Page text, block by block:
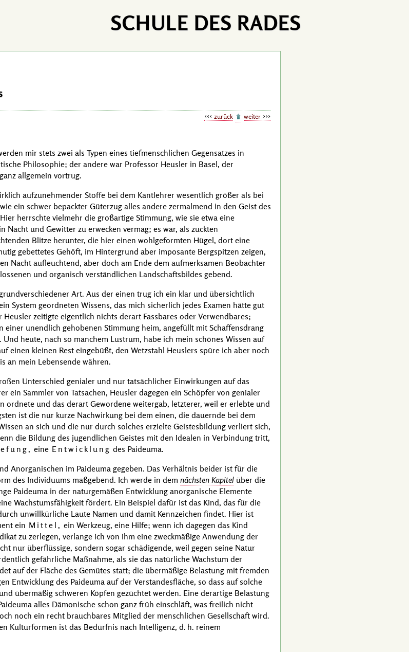
SCHULE DES RADES
zurück weiter
mir stets zwei als Typen eines tiefmenschlichen Gegensatzes in
Philosophie; der andere war Professor Heusler in Basel, der
allgemein vortrug.
aufzunehmender Stoffe bei dem Kantlehrer wesentlich größer als bei
ein schwer bepackter Güterzug alles andere zermalmend in den Geist des
herrschte vielmehr die großartige Stimmung, wie sie etwa eine
Nacht und Gewitter zu erwecken vermag; es war, als zuckten
Blitze herunter, die hier einen wohlgeformten Hügel, dort eine
gebettetes Gehöft, im Hintergrund aber imposante Bergspitzen zeigen,
Nacht aufleuchtend, aber doch am Ende dem aufmerksamen Beobachter
und organisch verständlichen Landschaftsbildes gebend.
Art. Aus der einen trug ich ein klar und übersichtlich
System geordneten Wissens, das mich sicherlich jedes Examen hätte gut
Heusler zeitigte eigentlich nichts derart Fassbares oder Verwendbares;
einer unendlich gehobenen Stimmung heim, angefüllt mit Schaffensdrang
heute, nach so manchem Lustrum, habe ich mein schönes Wissen auf
einen kleinen Rest eingebüßt, den Wetzstahl Heuslers spüre ich aber noch
an mein Lebensende währen.
Unterschied genialer und nur tatsächlicher Einwirkungen auf das
ein Sammler von Tatsachen, Heusler dagegen ein Schöpfer von genialer
ordnete und das derart Gewordene weitergab, letzterer, weil er erlebte und
ist die nur kurze Nachwirkung bei dem einen, die dauernde bei dem
an sich und die nur durch solches erzielte Geistesbildung verliert sich,
die Bildung des jugendlichen Geistes mit den Idealen in Verbindung tritt,
eine Entwicklung des Paideuma.
Anorganischen im Paideuma gegeben. Das Verhältnis beider ist für die
des Individuums maßgebend. Ich werde in dem nächsten Kapitel über die
Paideuma in der naturgemäßen Entwicklung anorganische Elemente
Wachstumsfähigkeit fördert. Ein Beispiel dafür ist das Kind, das für die
unwillkürliche Laute Namen und damit Kennzeichen findet. Hier ist
ein Mittel, ein Werkzeug, eine Hilfe; wenn ich dagegen das Kind
zu zerlegen, verlange ich von ihm eine zweckmäßige Anwendung der
nur überflüssige, sondern sogar schädigende, weil gegen seine Natur
gefährliche Maßnahme, als sie das natürliche Wachstum der
auf der Fläche des Gemütes statt; die übermäßige Belastung mit fremden
Entwicklung des Paideuma auf der Verstandesfläche, so dass auf solche
übermäßig schweren Köpfen gezüchtet werden. Eine derartige Belastung
alles Dämonische schon ganz früh einschläft, was freilich nicht
noch ein recht brauchbares Mitglied der menschlichen Gesellschaft wird.
Kulturformen ist das Bedürfnis nach Intelligenz, d. h. reinem